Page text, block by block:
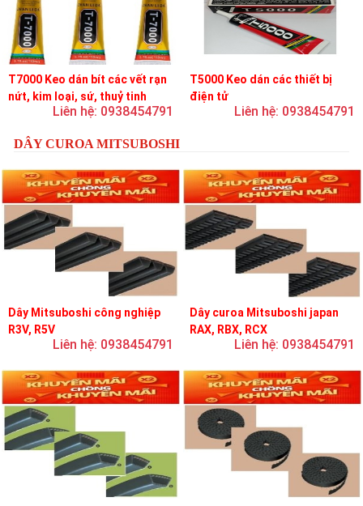
T7000 Keo dán bít các vết rạn
nứt, kim loại, sứ, thuỷ tinh
Liên hệ: 0938454791
T5000 Keo dán các thiết bị
điện tử
Liên hệ: 0938454791
DÂY CUROA MITSUBOSHI
Dây Mitsuboshi công nghiệp
R3V, R5V
Liên hệ: 0938454791
Dây curoa Mitsuboshi japan
RAX, RBX, RCX
Liên hệ: 0938454791